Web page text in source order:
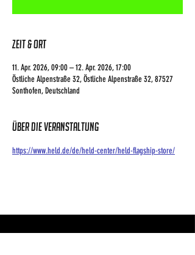
Zeit & Ort
11. Apr. 2026, 09:00 – 12. Apr. 2026, 17:00
Östliche Alpenstraße 32, Östliche Alpenstraße 32, 87527
Sonthofen, Deutschland
Über die Veranstaltung
https://www.held.de/de/held-center/held-flagship-store/